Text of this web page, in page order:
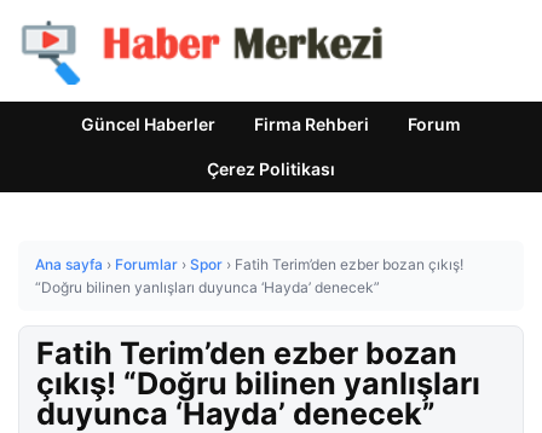
Güncel Haberler Firma Rehberi Forum
Çerez Politikası
Ana sayfa › Forumlar › Spor › Fatih Terim’den ezber bozan çıkış!
“Doğru bilinen yanlışları duyunca ‘Hayda’ denecek”
Fatih Terim’den ezber bozan
çıkış! “Doğru bilinen yanlışları
duyunca ‘Hayda’ denecek”